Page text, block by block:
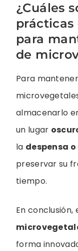
¿Cuáles
para
de
Para
almacenarlo
un lugar
la despensa
preservar su
tiempo.
En conclusión,
forma